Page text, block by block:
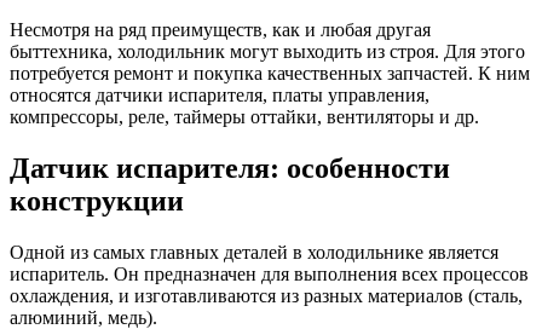
Несмотря на ряд преимуществ, как и любая другая
быттехника, холодильник могут выходить из строя. Для этого
потребуется ремонт и покупка качественных запчастей. К ним
относятся датчики испарителя, платы управления,
компрессоры, реле, таймеры оттайки, вентиляторы и др.
Датчик испарителя: особенности
конструкции
Одной из самых главных деталей в холодильнике является
испаритель. Он предназначен для выполнения всех процессов
охлаждения, и изготавливаются из разных материалов (сталь,
алюминий, медь).